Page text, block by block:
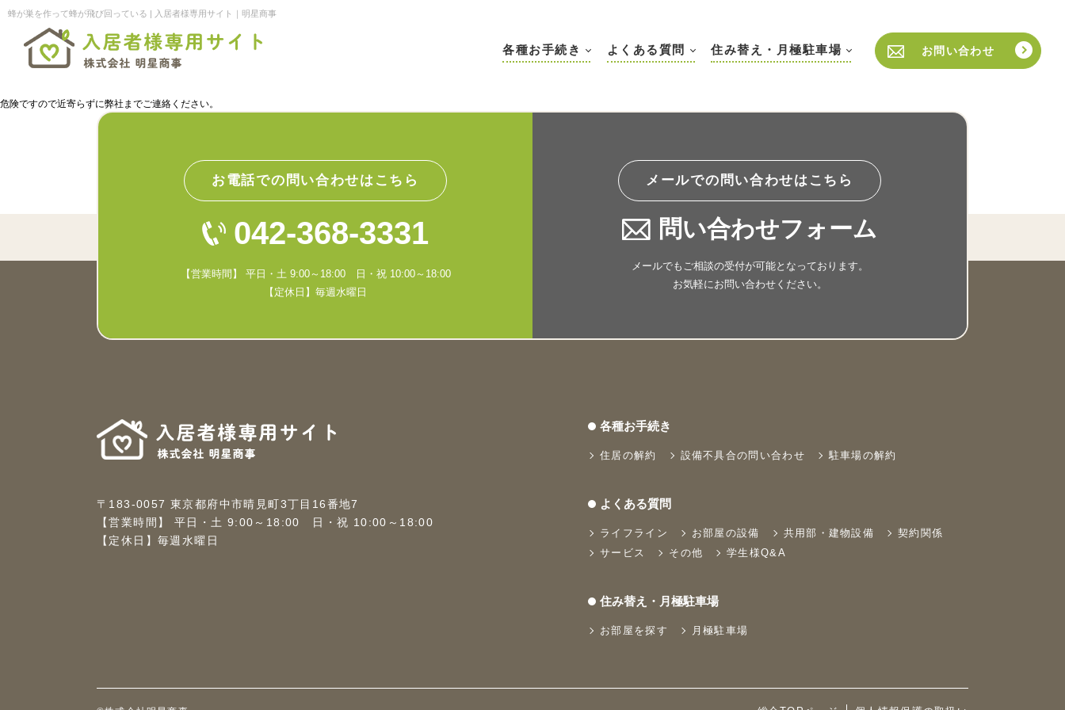
蜂が巣を作って蜂が飛び回っている | 入居者様専用サイト｜明星商事
各種お手続き よくある質問 住み替え・月極駐車場 お問い合わせ
危険ですので近寄らずに弊社までご連絡ください。
お電話での問い合わせはこちら
042-368-3331
【営業時間】 平日・土 9:00～18:00 日・祝 10:00～18:00
【定休日】毎週水曜日
メールでの問い合わせはこちら
問い合わせフォーム
メールでもご相談の受付が可能となっております。
お気軽にお問い合わせください。
〒183-0057 東京都府中市晴見町3丁目16番地7
【営業時間】 平日・土 9:00～18:00 日・祝 10:00～18:00
【定休日】毎週水曜日
各種お手続き
住居の解約 設備不具合の問い合わせ 駐車場の解約
よくある質問
ライフライン お部屋の設備 共用部・建物設備
契約関係
サービス
その他 学生様Q&A
住み替え・月極駐車場
お部屋を探す 月極駐車場